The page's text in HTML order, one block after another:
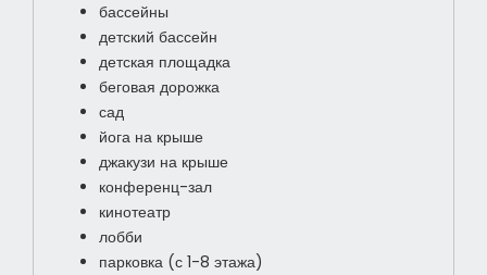
бассейны
детский бассейн
детская площадка
беговая дорожка
сад
йога на крыше
джакузи на крыше
конференц-зал
кинотеатр
лобби
парковка (с 1-8 этажа)